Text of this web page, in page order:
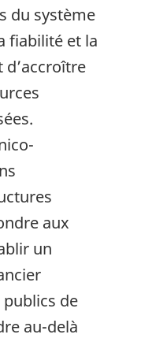
du système
fiabilité et la
d’accroître
aux
un
de
au-delà